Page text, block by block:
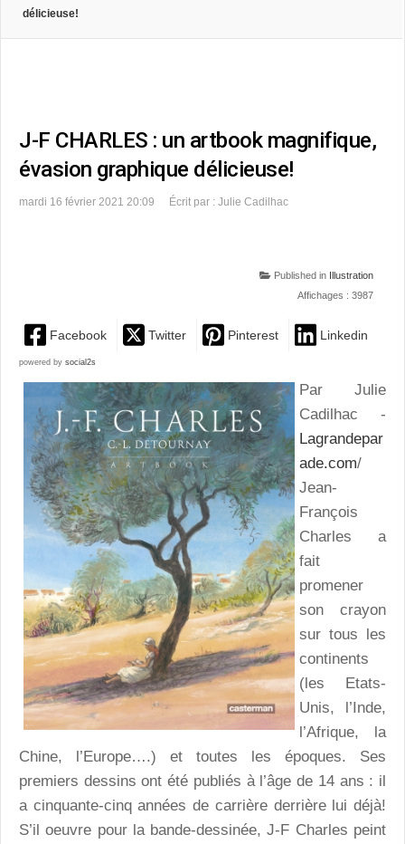
délicieuse!
J-F CHARLES : un artbook magnifique,
évasion graphique délicieuse!
mardi 16 février 2021 20:09 Écrit par : Julie Cadilhac
Published in
Illustration
Affichages : 3987
Facebook Twitter Pinterest Linkedin
powered by social2s
Par Julie
Cadilhac -
Lagrandepar
ade.com/
Jean-
François
Charles a
fait
promener
son crayon
sur tous les
continents
(les Etats-
Unis, l’Inde,
l’Afrique, la
Chine, l’Europe….) et toutes les époques. Ses
premiers dessins ont été publiés à l’âge de 14 ans : il
a cinquante-cinq années de carrière derrière lui déjà!
S’il oeuvre pour la bande-dessinée, J-F Charles peint